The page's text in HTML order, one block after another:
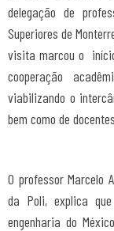
delegação de
Superiores de
visita marcou o
cooperação
viabilizando o
bem como de
O professor Marcelo
da Poli, explica
engenharia do